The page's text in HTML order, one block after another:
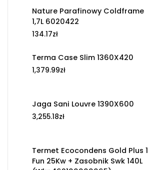
Nature Parafinowy Coldframe
1,7L 6020422
134.17zł
Terma Case Slim 1360X420
1,379.99zł
Jaga Sani Louvre 1390X600
3,255.18zł
Termet Ecocondens Gold Plus 1
Fun 25Kw + Zasobnik Swk 140L